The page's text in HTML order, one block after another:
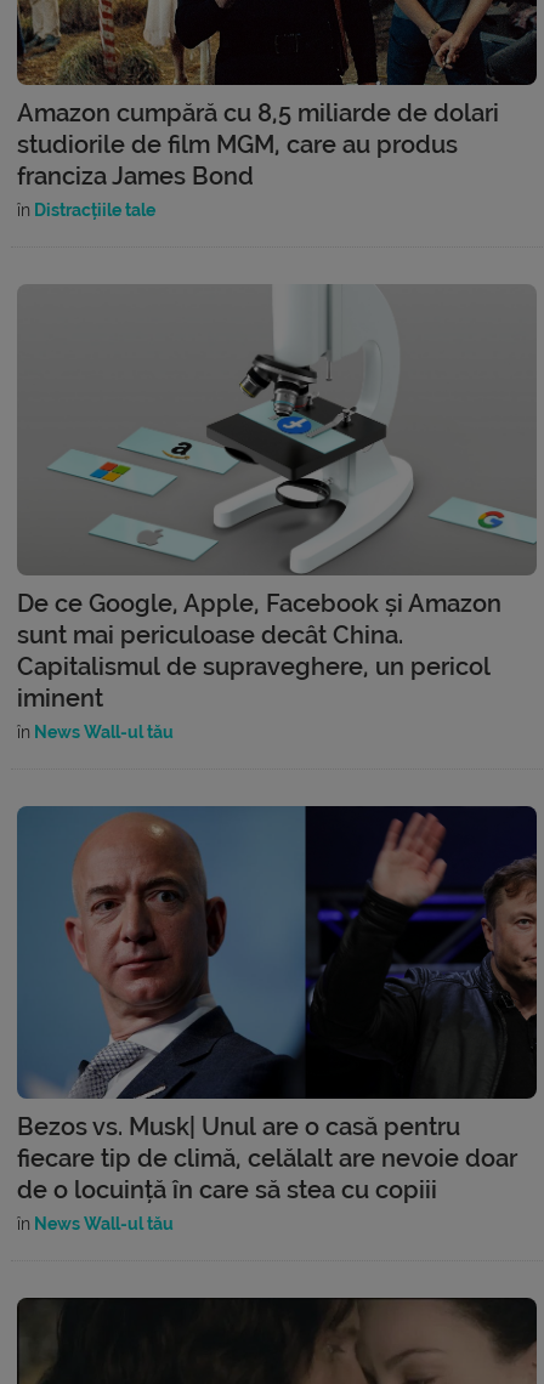
Amazon cumpără cu 8,5 miliarde de dolari
studiorile de film MGM, care au produs
franciza James Bond
în Distracțiile tale
De ce Google, Apple, Facebook și Amazon
sunt mai periculoase decât China.
Capitalismul de supraveghere, un pericol
iminent
în News Wall-ul tău
Bezos vs. Musk| Unul are o casă pentru
fiecare tip de climă, celălalt are nevoie doar
de o locuință în care să stea cu copiii
în News Wall-ul tău